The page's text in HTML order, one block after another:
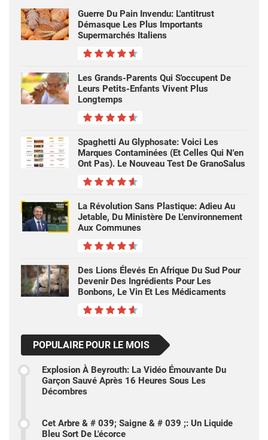
Guerre Du Pain Invendu: L'antitrust
Démasque Les Plus Importants
Supermarchés Italiens
Les Grands-Parents Qui S'occupent De
Leurs Petits-Enfants Vivent Plus
Longtemps
Spaghetti Au Glyphosate: Voici Les
Marques Contaminées (et Celles Qui N'en
Ont Pas). Le Nouveau Test De GranoSalus
La Révolution Sans Plastique: Adieu Au
Jetable, Du Ministère De L'environnement
Aux Communes
Des Lions Élevés En Afrique Du Sud Pour
Devenir Des Ingrédients Pour Les
Bonbons, Le Vin Et Les Médicaments
POPULAIRE POUR LE MOIS
Explosion À Beyrouth: La Vidéo Émouvante Du
Garçon Sauvé Après 16 Heures Sous Les
Décombres
Cet Arbre & # 039; Saigne & # 039 ;: Un Liquide
Bleu Sort De L'écorce